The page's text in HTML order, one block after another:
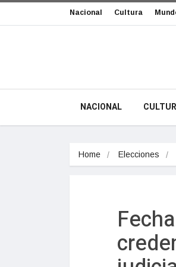
Nacional Cultura
NACIONAL
Home Elecciones